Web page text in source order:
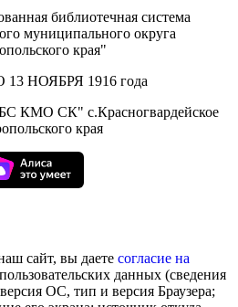
библиотечная система
муниципального округа
края"
НОЯБРЯ 1916 года
КМО СК" с.Красногвардейское
края
сайт, вы даете согласие на
данных (сведения
ОС, тип и версия Браузера;